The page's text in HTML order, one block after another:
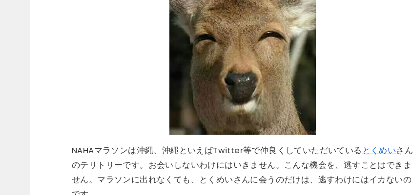
NAHAマラソンは沖縄、沖縄といえばTwitter等で仲良くしていただいている とくめいさん
のテリトリーです。お会いしないわけにはいきません。こんな機会を、逃すことはできま
せん。マラソンに出れなくても、とくめいさんに会うのだけは、逃すわけにはイカないの